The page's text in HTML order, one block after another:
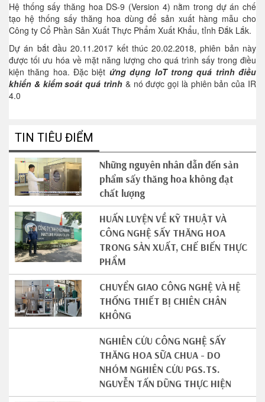
Hệ thống sấy thăng hoa DS-9 (Version 4) nằm trong dự án chế
tạo hệ thống sấy thăng hoa dùng để sản xuất hàng mẫu cho
Công ty Cổ Phần Sản Xuất Thực Phẩm Xuất Khẩu, tỉnh Đắk Lắk.
Dự án bắt đầu 20.11.2017 kết thúc 20.02.2018, phiên bản này
được tối ưu hóa về mặt năng lượng cho quá trình sấy trong điều
kiện thăng hoa. Đặc biệt ứng dụng IoT trong quá trình điều
khiển & kiểm soát quá trình & nó được gọi là phiên bản của IR
4.0
TIN TIÊU ĐIỂM
Những nguyên nhân dẫn đến sản
phẩm sấy thăng hoa không đạt
chất lượng
HUẤN LUYỆN VỀ KỸ THUẬT VÀ
CÔNG NGHỆ SẤY THĂNG HOA
TRONG SẢN XUẤT, CHẾ BIẾN THỰC
PHẨM
CHUYỂN GIAO CÔNG NGHỆ VÀ HỆ
THỐNG THIẾT BỊ CHIÊN CHÂN
KHÔNG
NGHIÊN CỨU CÔNG NGHỆ SẤY
THĂNG HOA SỮA CHUA - DO
NHÓM NGHIÊN CỨU PGS.TS.
NGUYỄN TẤN DŨNG THỰC HIỆN